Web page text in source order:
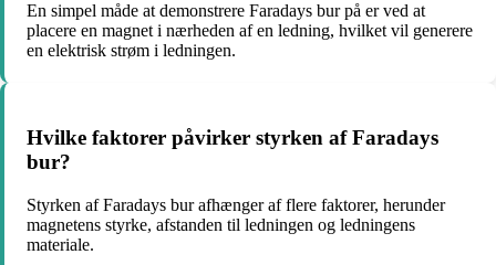
En simpel måde at demonstrere Faradays bur på er ved at
placere en magnet i nærheden af en ledning, hvilket vil generere
en elektrisk strøm i ledningen.
Hvilke faktorer påvirker styrken af Faradays
bur?
Styrken af Faradays bur afhænger af flere faktorer, herunder
magnetens styrke, afstanden til ledningen og ledningens
materiale.